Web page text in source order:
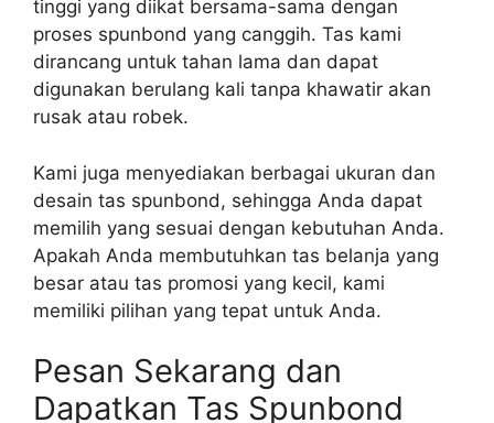
tinggi yang diikat bersama-sama dengan
proses spunbond yang canggih. Tas kami
dirancang untuk tahan lama dan dapat
digunakan berulang kali tanpa khawatir akan
rusak atau robek.
Kami juga menyediakan berbagai ukuran dan
desain tas spunbond, sehingga Anda dapat
memilih yang sesuai dengan kebutuhan Anda.
Apakah Anda membutuhkan tas belanja yang
besar atau tas promosi yang kecil, kami
memiliki pilihan yang tepat untuk Anda.
Pesan Sekarang dan
Dapatkan Tas Spunbond